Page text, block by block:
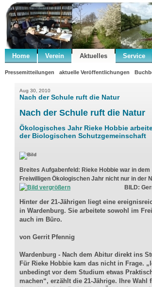
Home Verein Aktuelles Service
Pressemitteilungen aktuelle Veröffentlichungen
Aug 30, 2010
Nach der Schule ruft die Natur
Nach der Schule ruft die Natur
Ökologisches JahrRieke Hobbie
der Biologischen Schutzgemeinschaft
Breites Aufgabenfeld: Rieke Hobbie war in dem
Freiwilligen Ökologischen Jahr nicht nur in der
BILD:
Hinter der 21-Jährigen liegt eine
in Wardenburg. Sie arbeitete sowohl im
auch im Büro.
von Gerrit Pfennig
Wardenburg - Nach dem Abitur direkt ins
Für Rieke Hobbie kam das nicht in Frage.
unbedingt vor dem Studium etwas
machen“, erzählt die 21-Jährige. Ihre Wahl